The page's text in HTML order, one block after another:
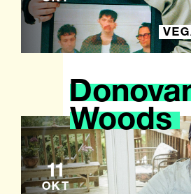
11
OKT
Woods